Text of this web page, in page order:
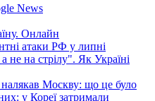
News
Онлайн
атаки РФ у липні
на стрілу". Як Україні
налякав Москву: що це було
у Кореї затримали